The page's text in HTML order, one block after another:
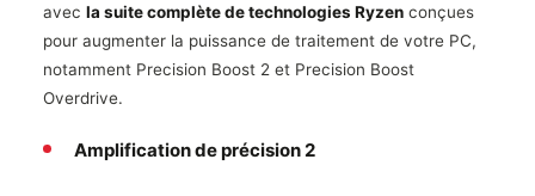
avec la suite complète de technologies Ryzen conçues
pour augmenter la puissance de traitement de votre PC,
notamment Precision Boost 2 et Precision Boost
Overdrive.
Amplification de précision 2